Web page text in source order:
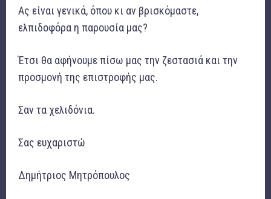
Ας είναι γενικά, όπου κι αν βρισκόμαστε,
ελπιδοφόρα η παρουσία μας?
Έτσι θα αφήνουμε πίσω μας την ζεστασιά και την
προσμονή της επιστροφής μας.
Σαν τα χελιδόνια.
Σας ευχαριστώ
Δημήτριος Μητρόπουλος